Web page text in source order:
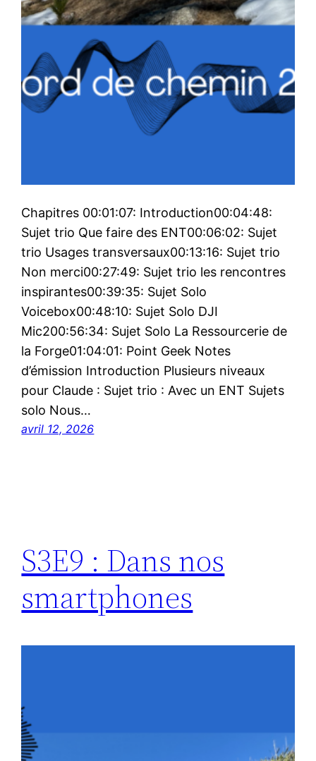
Chapitres 00:01:07: Introduction00:04:48:
Sujet trio Que faire des ENT00:06:02: Sujet
trio Usages transversaux00:13:16: Sujet trio
Non merci00:27:49: Sujet trio les rencontres
inspirantes00:39:35: Sujet Solo
Voicebox00:48:10: Sujet Solo DJI
Mic200:56:34: Sujet Solo La Ressourcerie de
la Forge01:04:01: Point Geek Notes
d’émission Introduction Plusieurs niveaux
pour Claude : Sujet trio : Avec un ENT Sujets
solo Nous…
avril 12, 2026
S3E9 : Dans nos
smartphones